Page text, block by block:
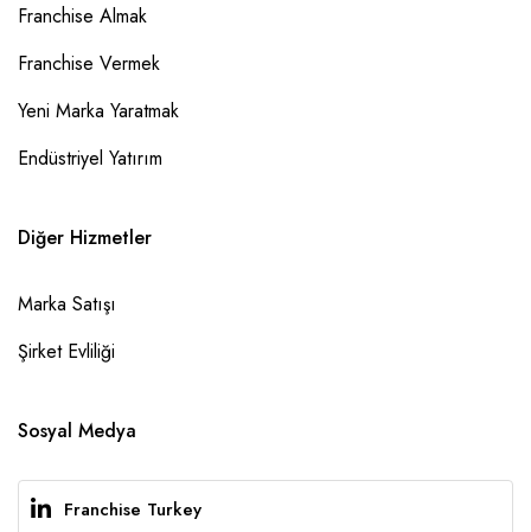
Franchise Almak
Franchise Vermek
Yeni Marka Yaratmak
Endüstriyel Yatırım
Diğer Hizmetler
Marka Satışı
Şirket Evliliği
Sosyal Medya
Franchise Turkey